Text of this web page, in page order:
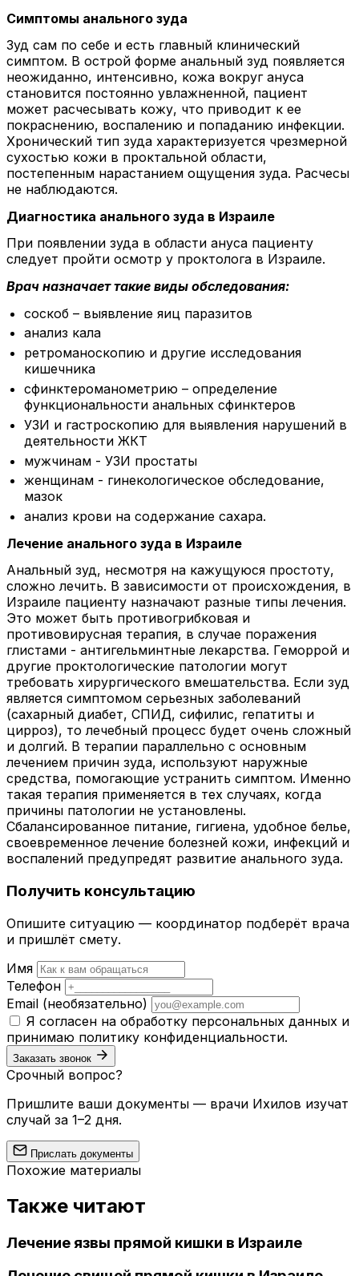
Симптомы анального зуда
Зуд сам по себе и есть главный клинический
симптом. В острой форме анальный зуд появляется
неожиданно, интенсивно, кожа вокруг ануса
становится постоянно увлажненной, пациент
может расчесывать кожу, что приводит к ее
покраснению, воспалению и попаданию инфекции.
Хронический тип зуда характеризуется чрезмерной
сухостью кожи в проктальной области,
постепенным нарастанием ощущения зуда. Расчесы
не наблюдаются.
Диагностика анального зуда в Израиле
При появлении зуда в области ануса пациенту
следует пройти осмотр у проктолога в Израиле.
Врач назначает такие виды обследования:
соскоб – выявление яиц паразитов
анализ кала
ретроманоскопию и другие исследования
кишечника
сфинктероманометрию – определение
функциональности анальных сфинктеров
УЗИ и гастроскопию для выявления нарушений в
деятельности ЖКТ
мужчинам - УЗИ простаты
женщинам - гинекологическое обследование,
мазок
анализ крови на содержание сахара.
Лечение анального зуда в Израиле
Анальный зуд, несмотря на кажущуюся простоту,
сложно лечить. В зависимости от происхождения, в
Израиле пациенту назначают разные типы лечения.
Это может быть противогрибковая и
противовирусная терапия, в случае поражения
глистами - антигельминтные лекарства. Геморрой и
другие проктологические патологии могут
требовать хирургического вмешательства. Если зуд
является симптомом серьезных заболеваний
(сахарный диабет, СПИД, сифилис, гепатиты и
цирроз), то лечебный процесс будет очень сложный
и долгий. В терапии параллельно с основным
лечением причин зуда, используют наружные
средства, помогающие устранить симптом. Именно
такая терапия применяется в тех случаях, когда
причины патологии не установлены.
Сбалансированное питание, гигиена, удобное белье,
своевременное лечение болезней кожи, инфекций и
воспалений предупредят развитие анального зуда.
Получить консультацию
Опишите ситуацию — координатор подберёт врача
и пришлёт смету.
Имя
Телефон
Email (необязательно)
Я согласен на обработку персональных данных и
принимаю политику конфиденциальности.
Заказать звонок
Срочный вопрос?
Пришлите ваши документы — врачи Ихилов изучат
случай за 1–2 дня.
Прислать документы
Похожие материалы
Также читают
Лечение язвы прямой кишки в Израиле